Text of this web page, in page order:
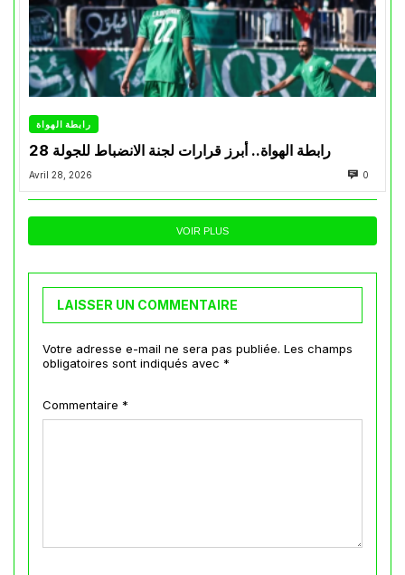
رابطة الهواة
رابطة الهواة.. أبرز قرارات لجنة الانضباط للجولة 28
Avril 28, 2026 0
VOIR PLUS
LAISSER UN COMMENTAIRE
Votre adresse e-mail ne sera pas publiée. Les champs
obligatoires sont indiqués avec *
Commentaire *